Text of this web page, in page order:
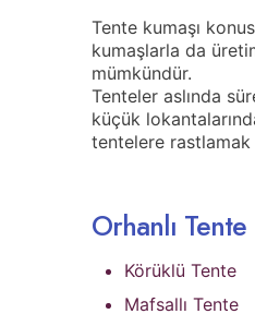
Tente kumaşı
kumaşlarla da
mümkündür.
Tenteler aslında
küçük
tentelere rastlamak
Orhanlı
Körüklü Tente
Mafsallı Tente